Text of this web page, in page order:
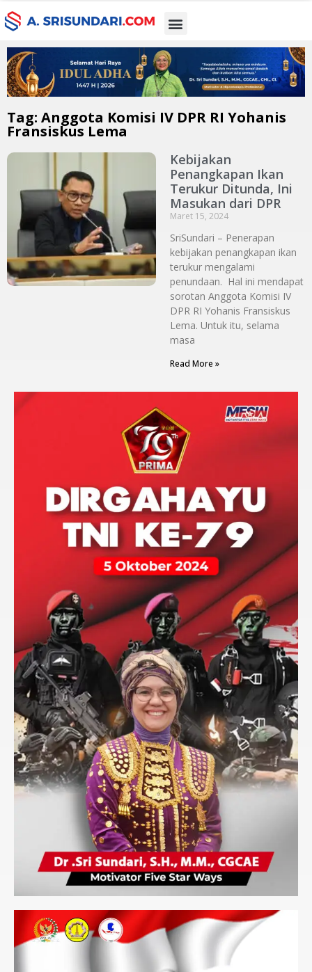
Tag: Anggota Komisi IV DPR RI Yohanis
Fransiskus Lema
Kebijakan
Penangkapan Ikan
Terukur Ditunda, Ini
Masukan dari DPR
Maret 15, 2024
SriSundari – Penerapan
kebijakan penangkapan ikan
terukur mengalami
penundaan. Hal ini mendapat
sorotan Anggota Komisi IV
DPR RI Yohanis Fransiskus
Lema. Untuk itu, selama
masa
Read More »